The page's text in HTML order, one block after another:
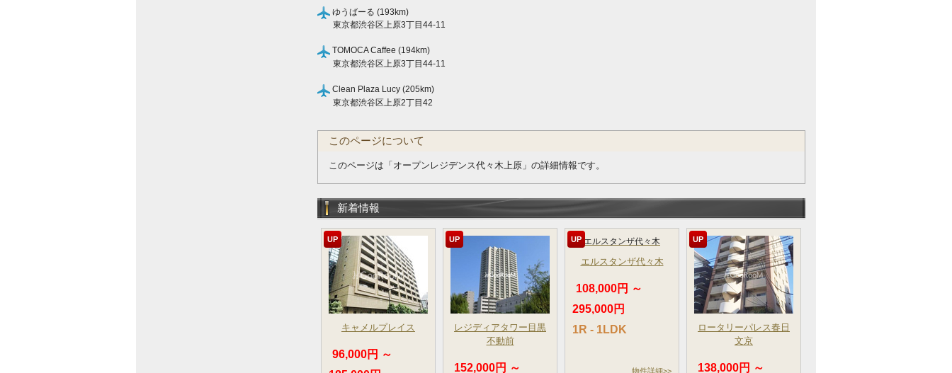
ゆうばーる (193km)
東京都渋谷区上原3丁目44-11
TOMOCA Caffee (194km)
東京都渋谷区上原3丁目44-11
Clean Plaza Lucy (205km)
東京都渋谷区上原2丁目42
このページについて
このページは「オープンレジデンス代々木上原」の詳細情報です。
新着情報
UP
キャメルプレイス
96,000円 ～
UP
レジディアタワー目黒
不動前
152,000円 ～
UP
エルスタンザ代々木
108,000円 ～
295,000円
1R - 1LDK
物件詳細>>
UP
ロータリーパレス春日
文京
138,000円 ～